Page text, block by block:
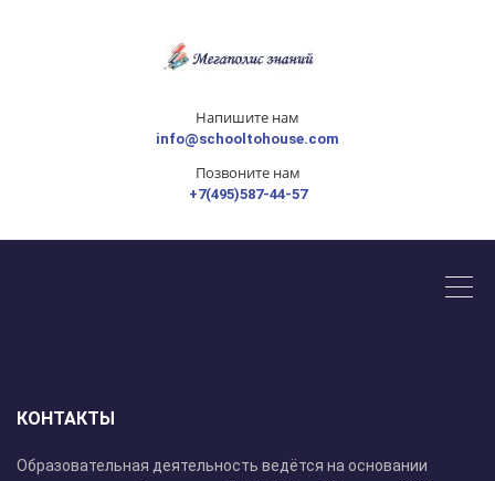
Напишите нам
info@schooltohouse.com
Позвоните нам
+7(495)587-44-57
КОНТАКТЫ
Образовательная деятельность ведётся на основании